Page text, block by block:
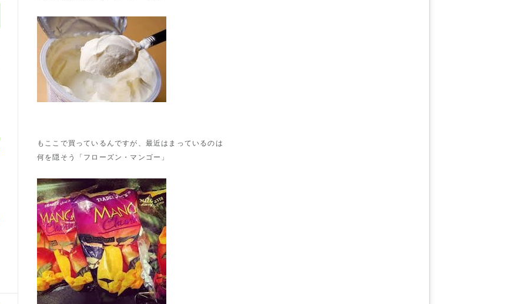
もここで買っているんですが、最近はまっているのは
何を隠そう「フローズン・マンゴー」